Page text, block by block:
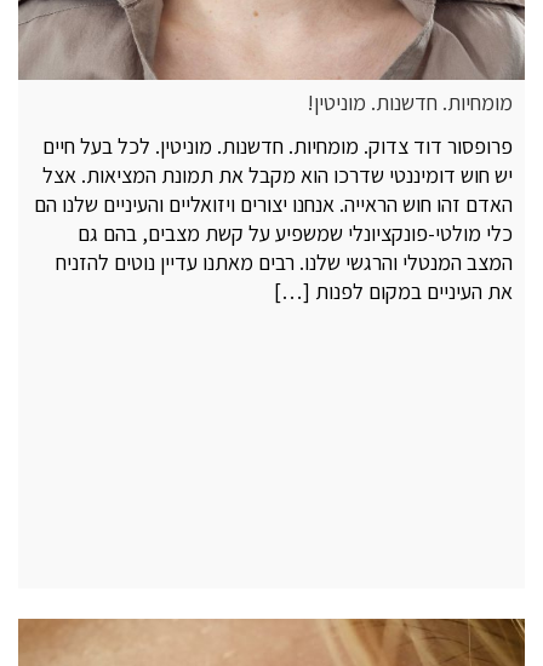
מומחיות. חדשנות. מוניטין!
פרופסור דוד צדוק. מומחיות. חדשנות. מוניטין. לכל בעל חיים
יש חוש דומיננטי שדרכו הוא מקבל את תמונת המציאות. אצל
האדם זהו חוש הראייה. אנחנו יצורים ויזואליים והעיניים שלנו הם
כלי מולטי-פונקציונלי שמשפיע על קשת מצבים, בהם גם
המצב המנטלי והרגשי שלנו. רבים מאתנו עדיין נוטים להזניח
את העיניים במקום לפנות […]